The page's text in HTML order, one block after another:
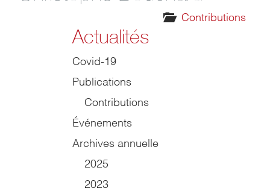
Contributions
Actualités
Covid-19
Publications
Contributions
Événements
Archives annuelle
2025
2023